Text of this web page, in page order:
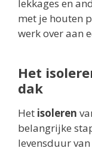
lekkages en
met je houten
werk over aan
Het
dak
Het isoleren
belangrijke
levensduur